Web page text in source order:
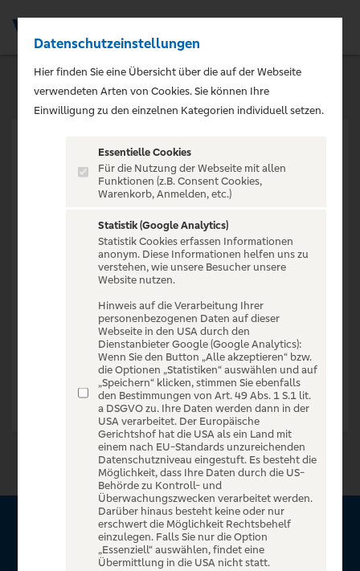
VERANSTALTUNG NICHT
GEFUNDEN
Zur Startseite
Über VR Entertain
Datenschutzeinstellungen
Hier finden Sie eine Übersicht über die auf der Webseite
verwendeten Arten von Cookies. Sie können Ihre
Einwilligung zu den einzelnen Kategorien individuell setzen.
Essentielle Cookies
Für die Nutzung der Webseite mit allen
Funktionen (z.B. Consent Cookies,
Warenkorb, Anmelden, etc.)
Statistik (Google Analytics)
Statistik Cookies erfassen Informationen
anonym. Diese Informationen helfen uns zu
verstehen, wie unsere Besucher unsere
Website nutzen.
Hinweis auf die Verarbeitung Ihrer
personenbezogenen Daten auf dieser
Webseite in den USA durch den
Dienstanbieter Google (Google Analytics):
Wenn Sie den Button „Alle akzeptieren“ bzw.
die Optionen „Statistiken“ auswählen und auf
„Speichern“ klicken, stimmen Sie ebenfalls
den Bestimmungen von Art. 49 Abs. 1 S.1 lit.
a DSGVO zu. Ihre Daten werden dann in der
USA verarbeitet. Der Europäische
Gerichtshof hat die USA als ein Land mit
einem nach EU-Standards unzureichenden
Datenschutzniveau eingestuft. Es besteht die
Möglichkeit, dass Ihre Daten durch die US-
Behörde zu Kontroll- und
Überwachungszwecken verarbeitet werden.
Darüber hinaus besteht keine oder nur
erschwert die Möglichkeit Rechtsbehelf
einzulegen. Falls Sie nur die Option
„Essenziell“ auswählen, findet eine
Übermittlung in die USA nicht statt.